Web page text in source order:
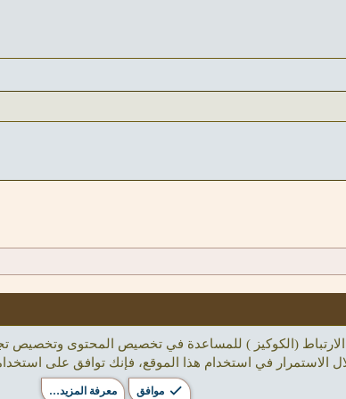
Times New
(الكوكيز ) للمساعدة في تخصيص المحتوى وتخصيص
الاستمرار في استخدام هذا الموقع، فإنك توافق على
موافق معرفة المزيد…